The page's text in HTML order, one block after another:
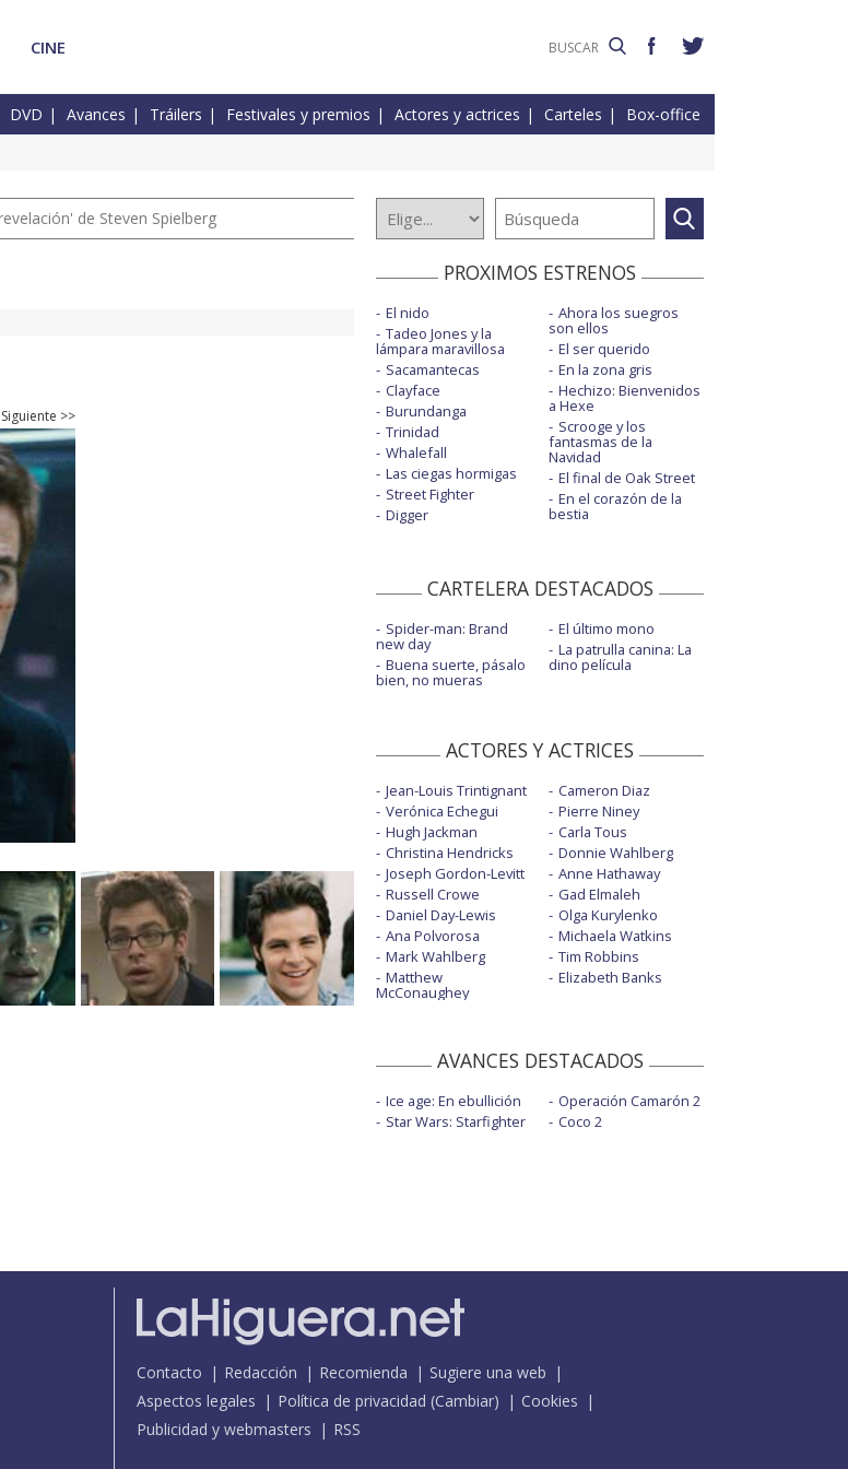
CINE
DVD Avances Tráilers Festivales y premios Actores y actrices Carteles Box-office
de Steven Spielberg
Siguiente >>
PROXIMOS ESTRENOS
El nido
Tadeo Jones y la
lámpara maravillosa
Sacamantecas
Clayface
Burundanga
Trinidad
Whalefall
Las ciegas hormigas
Street Fighter
Digger
Ahora los suegros
son ellos
El ser querido
En la zona gris
Hechizo: Bienvenidos
a Hexe
Scrooge y los
fantasmas de la
Navidad
El final de Oak Street
En el corazón de la
bestia
CARTELERA DESTACADOS
Spider-man: Brand
new day
Buena suerte, pásalo
bien, no mueras
El último mono
La patrulla canina: La
dino película
ACTORES Y ACTRICES
Jean-Louis Trintignant
Verónica Echegui
Hugh Jackman
Christina Hendricks
Joseph Gordon-Levitt
Russell Crowe
Daniel Day-Lewis
Ana Polvorosa
Mark Wahlberg
Matthew
McConaughey
Cameron Diaz
Pierre Niney
Carla Tous
Donnie Wahlberg
Anne Hathaway
Gad Elmaleh
Olga Kurylenko
Michaela Watkins
Tim Robbins
Elizabeth Banks
AVANCES DESTACADOS
Ice age: En ebullición
Star Wars: Starfighter
Operación Camarón 2
Coco 2
Contacto Redacción Recomienda
Sugiere una web
Aspectos legales
Política de privacidad (Cambiar)
Cookies
Publicidad y webmasters
RSS